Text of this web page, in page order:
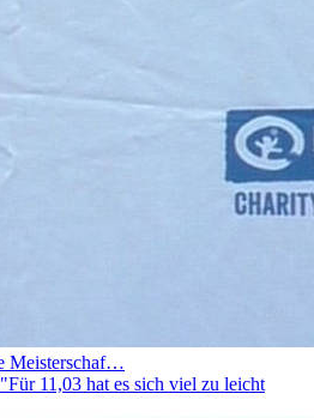
Meisterschaf…
11,03 hat es sich viel zu leicht